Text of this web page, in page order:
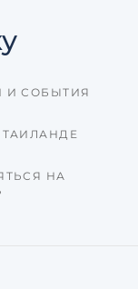
И СОБЫТИЯ
НА